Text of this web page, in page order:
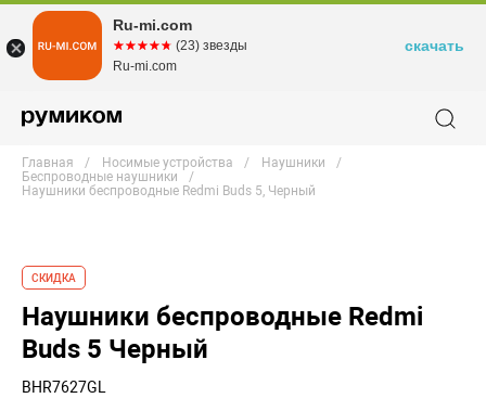
Главная Носимые устройства
Наушники
Беспроводные наушники
Наушники беспроводные Redmi Buds 5, Черный
СКИДКА
Наушники беспроводные Redmi
Buds 5 Черный
BHR7627GL
Ru-mi.com
☆☆☆☆☆
★★★★★ (23) звезды
Ru-mi.com
скачать